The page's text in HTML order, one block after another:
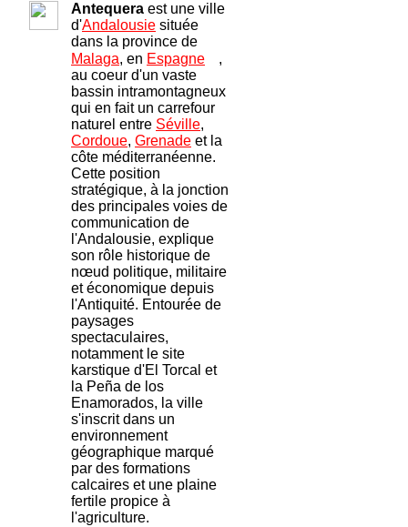
Antequera est une ville
d'Andalousie située
dans la province de
Malaga, en Espagne
,
au coeur d'un vaste
bassin intramontagneux
qui en fait un carrefour
naturel entre Séville,
Cordoue, Grenade et la
côte méditerranéenne.
Cette position
stratégique, à la jonction
des principales voies de
communication de
l'Andalousie, explique
son rôle historique de
nœud politique, militaire
et économique depuis
l'Antiquité. Entourée de
paysages
spectaculaires,
notamment le site
karstique d'El Torcal et
la Peña de los
Enamorados, la ville
s'inscrit dans un
environnement
géographique marqué
par des formations
calcaires et une plaine
fertile propice à
l'agriculture.